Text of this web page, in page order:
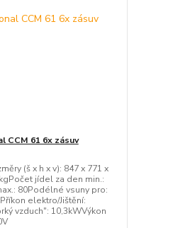
CCM 61 6x zásuv
(š x h x v): 847 x 771 x
jídel za den min.:
80Podélné vsuny pro:
elektro/Jištění:
vzduch": 10,3kWVýkon